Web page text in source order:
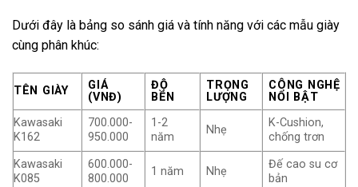
Dưới đây là bảng so sánh giá và tính năng với các mẫu giày
cùng phân khúc:
TÊN GIÀY
GIÁ
(VNĐ)
ĐỘ
BỀN
TRỌNG
LƯỢNG
CÔNG NGHỆ
NỔI BẬT
Kawasaki
K162
700.000-
950.000
1-2
năm
Nhẹ
K-Cushion,
chống trơn
Kawasaki
K085
600.000-
800.000
1 năm Nhẹ
Đế cao su cơ
bản